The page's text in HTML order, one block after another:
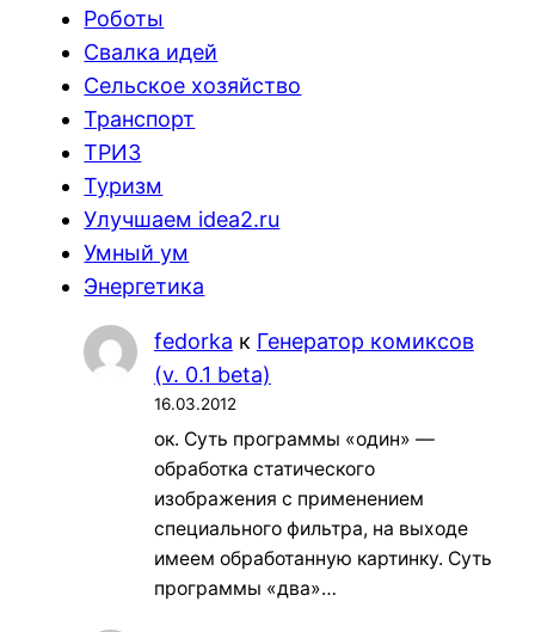
Роботы
Свалка идей
Сельское хозяйство
Транспорт
ТРИЗ
Туризм
Улучшаем idea2.ru
Умный ум
Энергетика
fedorka к Генератор комиксов
(v. 0.1 beta)
16.03.2012
ок. Суть программы «один» —
обработка статического
изображения с применением
специального фильтра, на выходе
имеем обработанную картинку. Суть
программы «два»…